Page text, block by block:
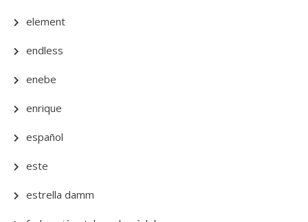
element
endless
enebe
enrique
español
este
estrella damm